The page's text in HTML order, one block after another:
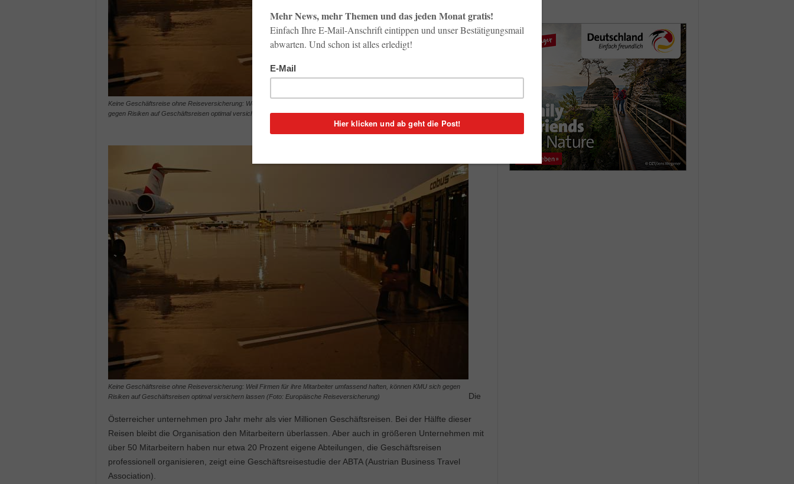
Keine Geschäftsreise ohne Reiseversicherung: Weil Firmen für ihre Mitarbeiter auf Reisen umfassend haften, können KMU sich
gegen Risiken auf Geschäftsreisen optimal versichern lassen (Foto: Europäische Reiseversicherung)
Keine Geschäftsreise ohne Reiseversicherung: Weil Firmen für ihre Mitarbeiter umfassend haften, können KMU sich gegen
Risiken auf Geschäftsreisen optimal versichern lassen (Foto: Europäische Reiseversicherung)
Die
Österreicher unternehmen pro Jahr mehr als vier Millionen Geschäftsreisen. Bei der Hälfte dieser
Reisen bleibt die Organisation den Mitarbeitern überlassen. Aber auch in größeren Unternehmen mit
über 50 Mitarbeitern haben nur etwa 20 Prozent eigene Abteilungen, die Geschäftsreisen
professionell organisieren, zeigt eine Geschäftsreisestudie der ABTA (Austrian Business Travel
Association).